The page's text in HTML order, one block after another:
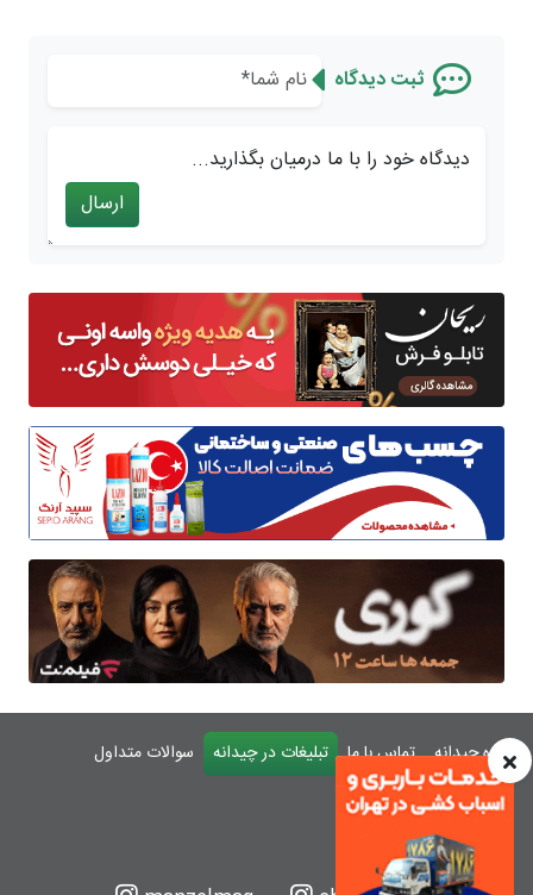
درباره چیدانه تماس با ما تبلیغات در چیدانه
سوالات متداول
ورود